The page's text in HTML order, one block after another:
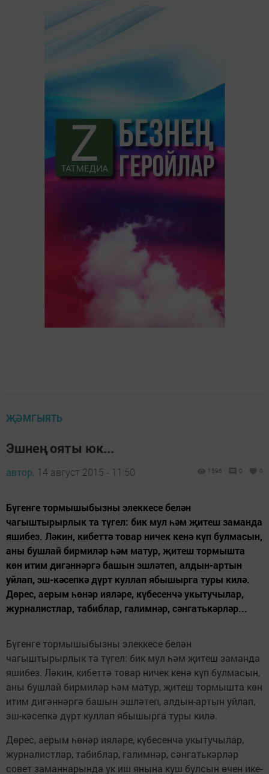
ҖӘМГЫЯТЬ
Эшнең ояты юк...
автор, 14 август 2015 - 11:50 1596 0 0
Бүгенге тормышыбызны элеккесе белән
чагыштырырлык та түгел: бик мул һәм җитеш заманда
яшибез. Ләкин, кибеттә товар ничек кенә күп булмасын,
аны бушлай бирмиләр һәм матур, җитеш тормышта
көн итим дигәннәргә башын эшләтеп, алдын-артын
уйлап, эш-кәсепкә дүрт куллап ябышырга туры килә.
Дөрес, аерым һөнәр ияләре, күбесенчә укытучылар,
журналистлар, табиблар, галимнәр, сәнгатькәрләр...
Бүгенге тормышыбызны элеккесе белән
чагыштырырлык та түгел: бик мул һәм җитеш заманда
яшибез. Ләкин, кибеттә товар ничек кенә күп булмасын,
аны бушлай бирмиләр һәм матур, җитеш тормышта көн
итим дигәннәргә башын эшләтеп, алдын-артын уйлап,
эш-кәсепкә дүрт куллап ябышырга туры килә.
Дөрес, аерым һөнәр ияләре, күбесенчә укытучылар,
журналистлар, табиблар, галимнәр, сәнгатькәрләр
совет заманнарында ук иш янына куш булсын өчен ике-